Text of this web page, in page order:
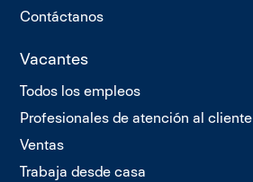
Contáctanos
Vacantes
Todos los empleos
Profesionales de atención al cliente
Ventas
Trabaja desde casa